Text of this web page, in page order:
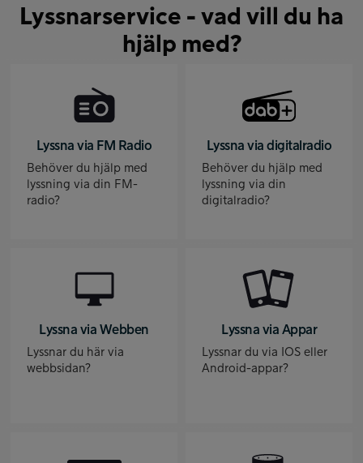
Lyssnarservice - vad vill du ha
hjälp med?
Lyssna via FM Radio
Behöver du hjälp med
lyssning via din FM-
radio?
Lyssna via digitalradio
Behöver du hjälp med
lyssning via din
digitalradio?
Lyssna via Webben
Lyssnar du här via
webbsidan?
Lyssna via Appar
Lyssnar du via IOS eller
Android-appar?